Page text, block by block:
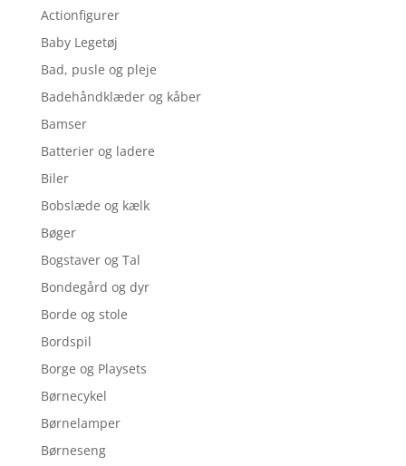
Actionfigurer
Baby Legetøj
Bad, pusle og pleje
Badehåndklæder og kåber
Bamser
Batterier og ladere
Biler
Bobslæde og kælk
Bøger
Bogstaver og Tal
Bondegård og dyr
Borde og stole
Bordspil
Borge og Playsets
Børnecykel
Børnelamper
Børneseng